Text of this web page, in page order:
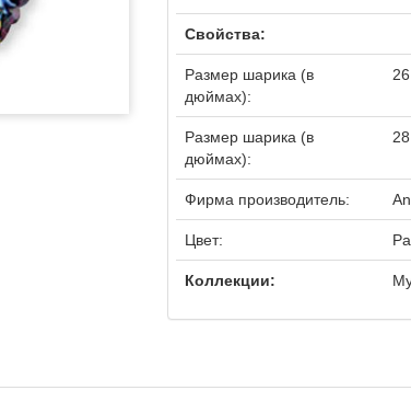
Свойства:
Размер шарика (в
дюймах):
26
Размер шарика (в
дюймах):
28
Фирма производитель:
Цвет:
Коллекции: